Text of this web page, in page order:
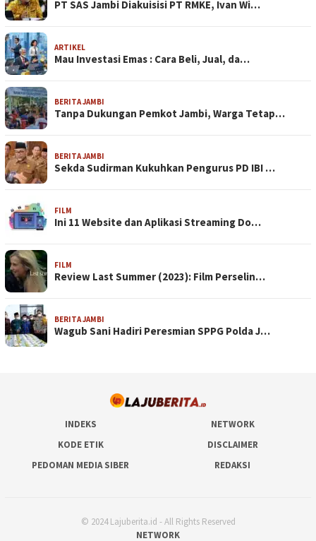
PT SAS Jambi Diakuisisi PT RMKE, Ivan Wi…
ARTIKEL
Mau Investasi Emas : Cara Beli, Jual, da…
BERITA JAMBI
Tanpa Dukungan Pemkot Jambi, Warga Tetap…
BERITA JAMBI
Sekda Sudirman Kukuhkan Pengurus PD IBI …
FILM
Ini 11 Website dan Aplikasi Streaming Do…
FILM
Review Last Summer (2023): Film Perselin…
BERITA JAMBI
Wagub Sani Hadiri Peresmian SPPG Polda J…
INDEKS
NETWORK
KODE ETIK
DISCLAIMER
PEDOMAN MEDIA SIBER
REDAKSI
© 2024 Lajuberita.id - All Rights Reserved
NETWORK